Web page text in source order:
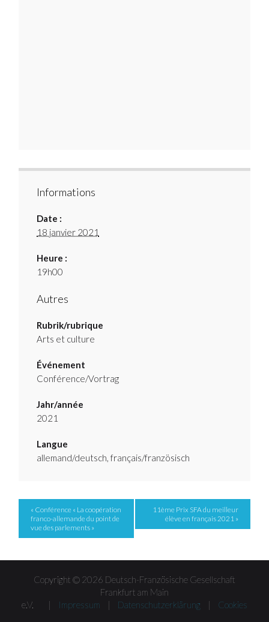
Informations
Date :
18 janvier 2021
Heure :
19h00
Autres
Rubrik/rubrique
Arts et culture
Événement
Conférence/Vortrag
Jahr/année
2021
Langue
allemand/deutsch, français/französisch
Event
Navigation
« Conférence « La coopération
franco-allemande du point de
vue des parlements »
11ème Prix SFA du meilleur
élève en français 2021 »
Copyright © 2026 Deutsch-Französische Gesellschaft
Frankfurt am Main
e.V. |
Impressum | Datenschutzerklärung | Cookies